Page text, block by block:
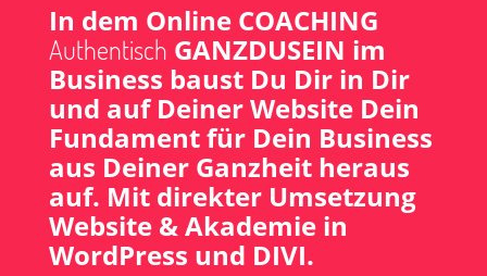
In dem Online COACHING
Authentisch GANZDUSEIN im
Business baust Du Dir in Dir
und auf Deiner Website Dein
Fundament für Dein Business
aus Deiner Ganzheit heraus
auf. Mit direkter Umsetzung
Website & Akademie in
WordPress und DIVI.